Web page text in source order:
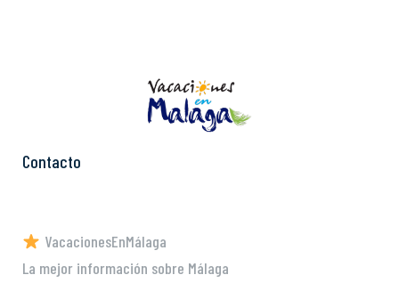
Contacto
VacacionesEnMálaga
La mejor información sobre Málaga